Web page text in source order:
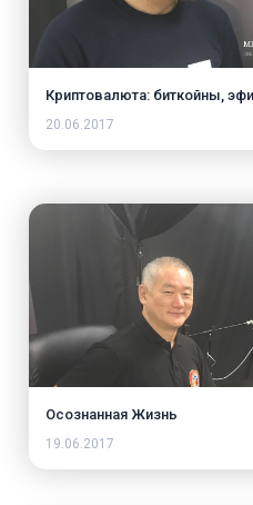
Криптовалюта: биткойны,
20.06.2017
Осознанная Жизнь
19.06.2017